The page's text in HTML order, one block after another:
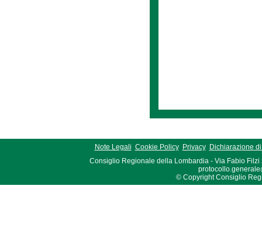
Note Legali Cookie Policy Privacy
Dichiarazione
Consiglio Regionale della Lombardia - Via Fabio Filzi
© Copyright Consiglio